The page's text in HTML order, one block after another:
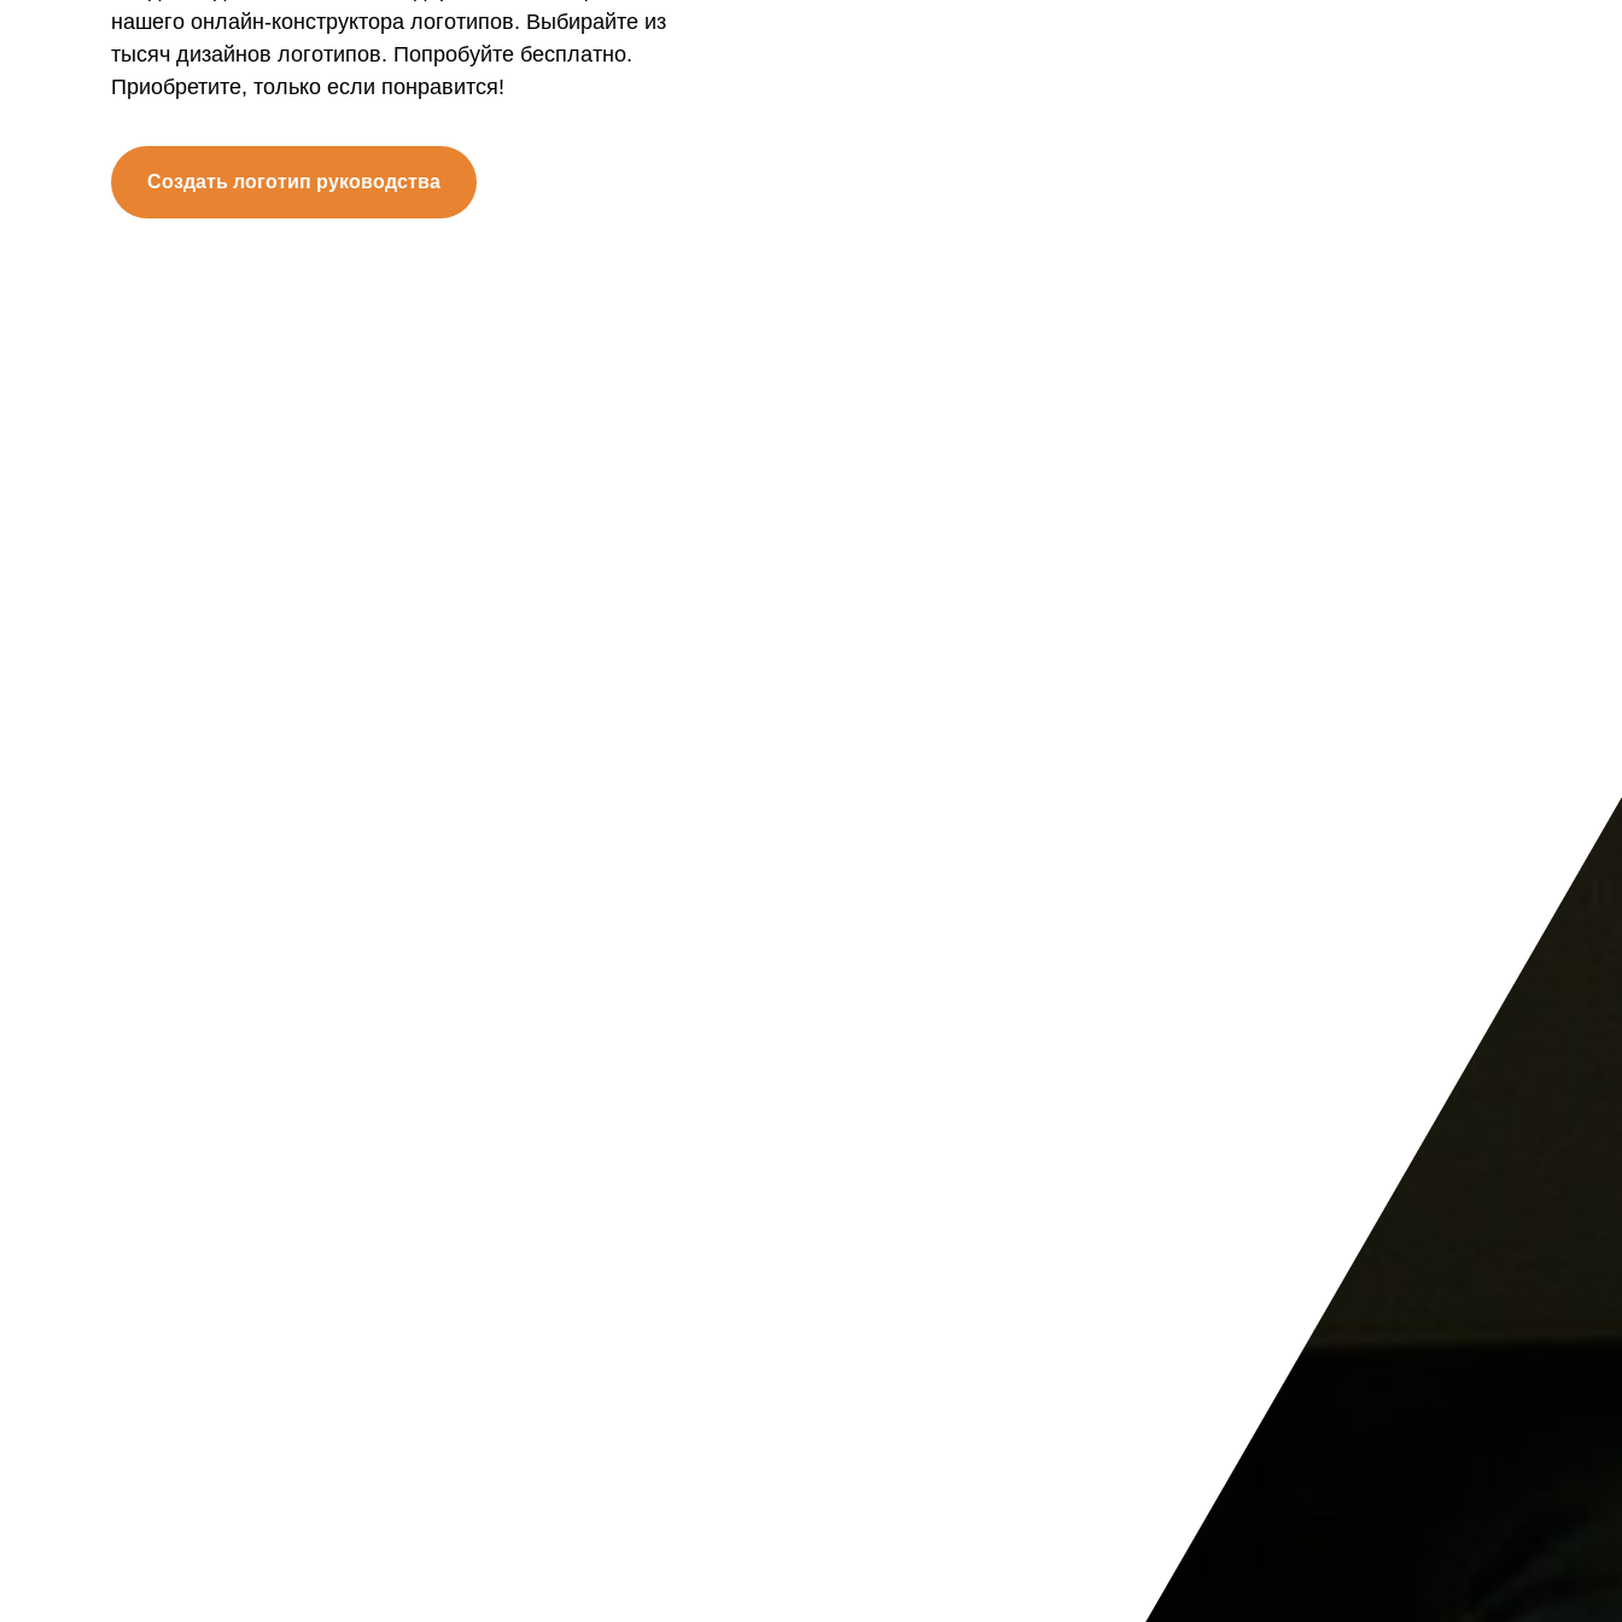
нашего онлайн-конструктора логотипов. Выбирайте из
тысяч дизайнов логотипов. Попробуйте бесплатно.
Приобретите, только если понравится!
Создать логотип руководства